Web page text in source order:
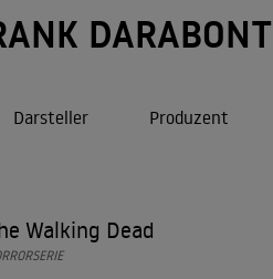
DARABONT
Darsteller Produzent
Walking Dead